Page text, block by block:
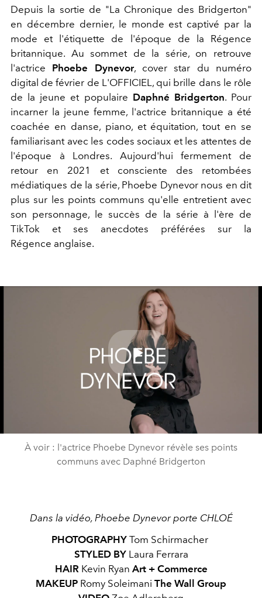
Depuis la sortie de "La Chronique des Bridgerton"
en décembre dernier, le monde est captivé par la
mode et l'étiquette de l'époque de la Régence
britannique. Au sommet de la série, on retrouve
l'actrice Phoebe Dynevor, cover star du numéro
digital de février de L'OFFICIEL, qui brille dans le rôle
de la jeune et populaire Daphné Bridgerton. Pour
incarner la jeune femme, l'actrice britannique a été
coachée en danse, piano, et équitation, tout en se
familiarisant avec les codes sociaux et les attentes de
l'époque à Londres. Aujourd'hui fermement de
retour en 2021 et consciente des retombées
médiatiques de la série, Phoebe Dynevor nous en dit
plus sur les points communs qu'elle entretient avec
son personnage, le succès de la série à l'ère de
TikTok et ses anecdotes préférées sur la
Régence anglaise.
Play
Video
À voir : l'actrice Phoebe Dynevor révèle ses points
communs avec Daphné Bridgerton
Dans la vidéo, Phoebe Dynevor porte CHLOÉ
PHOTOGRAPHY Tom Schirmacher
STYLED BY Laura Ferrara
HAIR Kevin Ryan Art + Commerce
MAKEUP Romy Soleimani The Wall Group